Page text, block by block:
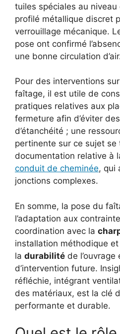
tuiles spéciales au
profilé métallique discret
verrouillage mécanique.
pose ont confirmé
une bonne circulation
Pour des interventions
faîtage, il est utile de
pratiques relatives aux
fermeture afin d’éviter
d’étanchéité ; une
pertinente sur ce sujet se
documentation relative à
conduit de cheminée, qui
jonctions complexes.
En somme, la pose du
l’adaptation aux
coordination avec la
installation méthodique
la durabilité de
d’intervention future.
réfléchie, intégrant
des matériaux, est la clé
performante et durable.